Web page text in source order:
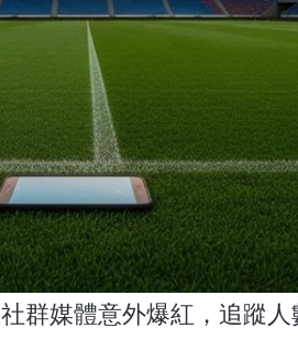
群媒體意外爆紅，追蹤